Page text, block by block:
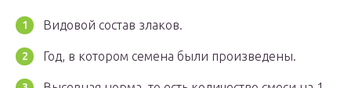
Видовой состав злаков.
Год, в котором семена были произведены.